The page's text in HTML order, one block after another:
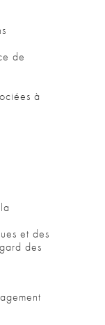
de
à
et des
des